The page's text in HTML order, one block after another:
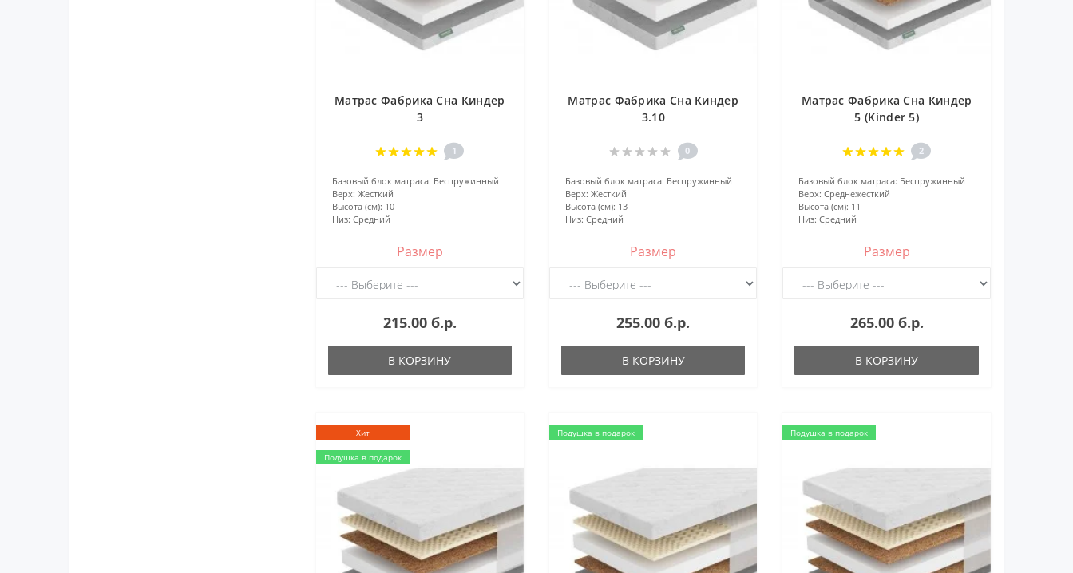
Матрас Фабрика Сна Киндер
3
1
Базовый блок матраса: Беспружинный
Верх: Жесткий
Высота (см): 10
Низ: Средний
Размер
215.00 б.р.
В КОРЗИНУ
Матрас Фабрика Сна Киндер
3.10
0
Базовый блок матраса: Беспружинный
Верх: Жесткий
Высота (см): 13
Низ: Средний
Размер
255.00 б.р.
В КОРЗИНУ
Матрас Фабрика Сна Киндер
5 (Kinder 5)
2
Базовый блок матраса: Беспружинный
Верх: Среднежесткий
Высота (см): 11
Низ: Средний
Размер
265.00 б.р.
В КОРЗИНУ
Хит
Подушка в подарок
Подушка в подарок Подушка в подарок